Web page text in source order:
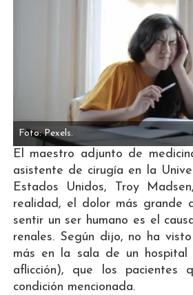
Foto: Pexels.
El maestro adjunto de
asistente de cirugía en la
Estados Unidos, Troy
realidad, el dolor más grande
sentir un ser humano es el
renales. Según dijo, no ha
más en la sala de un
aflicción), que los pacientes
condición mencionada.